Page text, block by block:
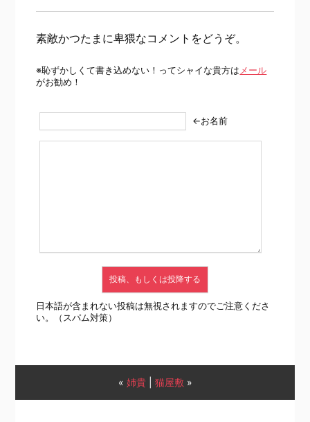
素敵かつたまに卑猥なコメントをどうぞ。
※恥ずかしくて書き込めない！ってシャイな貴方は メール
がお勧め！
←お名前
日本語が含まれない投稿は無視されますのでご注意くださ
い。（スパム対策）
« 姉貴| 猫屋敷»